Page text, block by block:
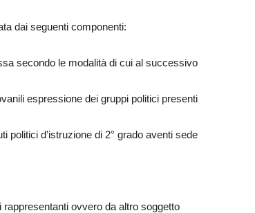
dai seguenti componenti:
secondo le modalità di cui al successivo
espressione dei gruppi politici presenti
politici d’istruzione di 2° grado aventi sede
ovvero da altro soggetto